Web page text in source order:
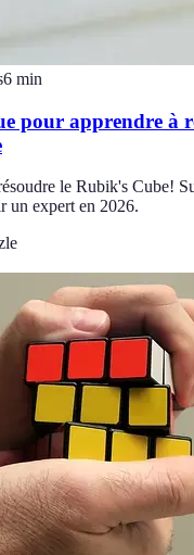
6 min
pour apprendre à
le Rubik's Cube!
un expert en 2026.